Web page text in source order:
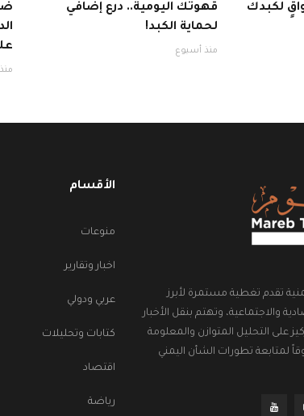
لكبدك
قهوتك اليومية.. درع إضافي
لحماية الكبد!
منذ أسبوع
تقدم تغطية مستمرة لأبرز
والاجتماعية، وتهتم بنقل الأخبار
على التحليل المتوازن والمعلومة
لمتابعة تطورات الشأن اليمني
الأقسام
منوعات
اخبار وتقارير
عربي ودولي
كتابات وتحليلات
اقتصاد
رياضة